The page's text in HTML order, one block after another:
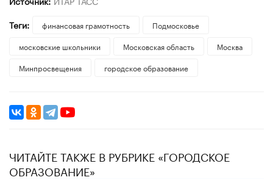
Теги:
финансовая грамотность
Подмосковье
московские школьники
Московская область
Москва
Минпросвещения
городское образование
ЧИТАЙТЕ ТАКЖЕ В РУБРИКЕ «ГОРОДСКОЕ
ОБРАЗОВАНИЕ»